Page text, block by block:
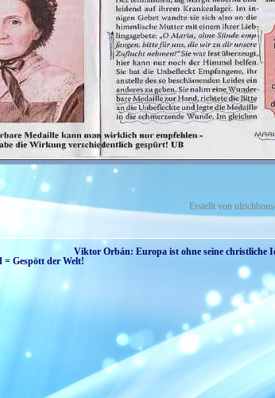
Erstellt von
Viktor Orbán: Europa ist ohne seine christliche
= Gespött der Welt!